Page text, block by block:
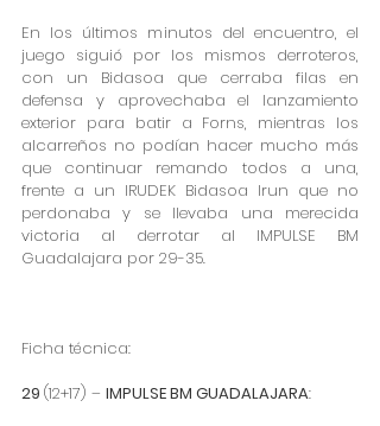
En los últimos minutos del encuentro, el
juego siguió por los mismos derroteros,
con un Bidasoa que cerraba filas en
defensa y aprovechaba el lanzamiento
exterior para batir a Forns, mientras los
alcarreños no podían hacer mucho más
que continuar remando todos a una,
frente a un IRUDEK Bidasoa Irun que no
perdonaba y se llevaba una merecida
victoria al derrotar al IMPULSE BM
Guadalajara por 29-35.
Ficha técnica:
29 (12+17) – IMPULSE BM GUADALAJARA: